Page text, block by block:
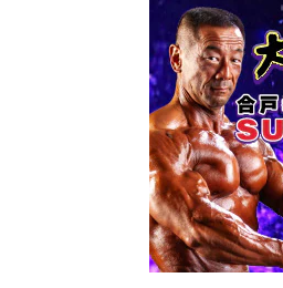
you by協和発
酵バイオ株式
会社 マーケテ
ィング部 西村
明仁 氏